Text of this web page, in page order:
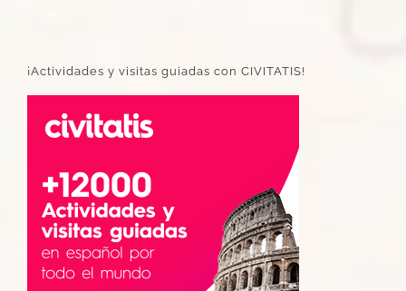
¡Actividades y visitas guiadas con CIVITATIS!